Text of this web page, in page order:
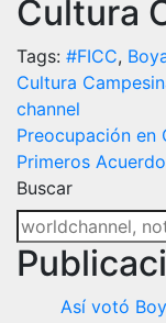
Cultura
Tags: #FICC,
Cultura
channel
de
entradas
Preocupación en
Primeros
Buscar
Así votó